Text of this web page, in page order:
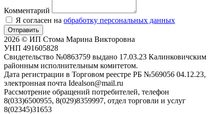
Комментарий
Я согласен на обработку персональных данных
Отправить
2026 © ИП Стома Марина Викторовна
УНП 491605828
Свидетельство №0863759 выдано 17.03.23 Калинковичским
районным исполнительным комитетом.
Дата регистрации в Торговом реестре РБ №569056 04.12.23,
электронная почта Idealson@mail.ru
Рассмотрение обращений потребителей, телефон
8(033)6500955, 8(029)8359997, отдел торговли и услуг
8(02345)31653